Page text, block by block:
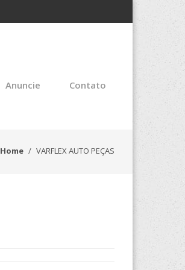
Anuncie Contato
Home VARFLEX AUTO PEÇAS